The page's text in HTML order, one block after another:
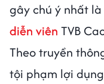
gây chú ý nhất
diễn viên TVB
Theo truyền
tội phạm lợi